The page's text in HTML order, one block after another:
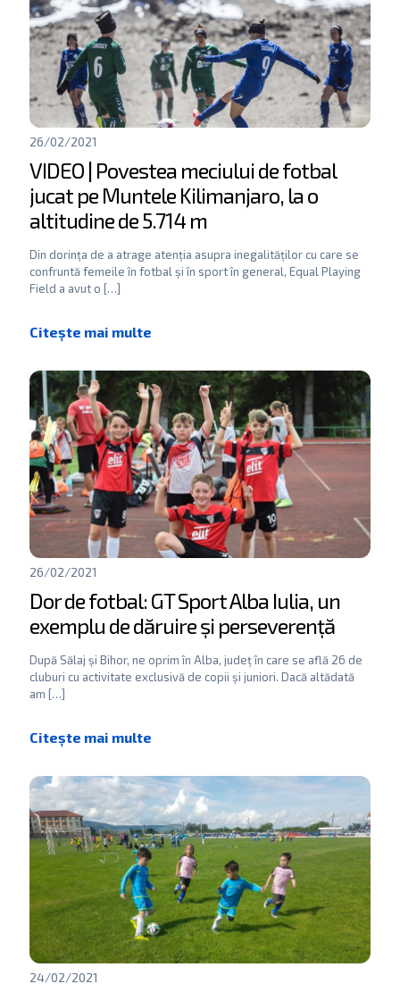
26/02/2021
VIDEO | Povestea meciului de fotbal
jucat pe Muntele Kilimanjaro, la o
altitudine de 5.714 m
Din dorința de a atrage atenția asupra inegalităților cu care se
confruntă femeile în fotbal și în sport în general, Equal Playing
Field a avut o […]
26/02/2021
Dor de fotbal: GT Sport Alba Iulia, un
exemplu de dăruire și perseverență
După Sălaj și Bihor, ne oprim în Alba, județ în care se află 26 de
cluburi cu activitate exclusivă de copii și juniori. Dacă altădată
am […]
24/02/2021